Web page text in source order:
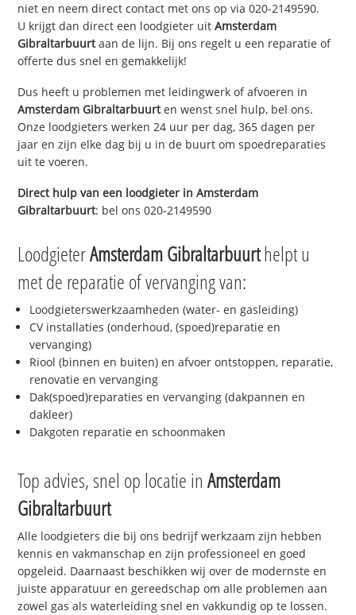
niet en neem direct contact met ons op via 020-2149590.
U krijgt dan direct een loodgieter uitAmsterdam
Gibraltarbuurtaan de lijn. Bij ons regelt u een reparatie of
offerte dus snel en gemakkelijk!
Dus heeft u problemen met leidingwerk of afvoeren in
Amsterdam Gibraltarbuurten wenst snel hulp, bel ons.
Onze loodgieters werken 24 uur per dag, 365 dagen per
jaar en zijn elke dag bij u in de buurt om spoedreparaties
uit te voeren.
Direct hulp van een loodgieter inAmsterdam
Gibraltarbuurt: bel ons 020-2149590
LoodgieterAmsterdam Gibraltarbuurthelpt u
met de reparatie of vervanging van:
Loodgieterswerkzaamheden (water- en gasleiding)
CV installaties (onderhoud, (spoed)reparatie en
vervanging)
Riool (binnen en buiten) en afvoer ontstoppen, reparatie,
renovatie en vervanging
Dak(spoed)reparaties en vervanging (dakpannen en
dakleer)
Dakgoten reparatie en schoonmaken
Top advies, snel op locatie inAmsterdam
Gibraltarbuurt
Alle loodgieters die bij ons bedrijf werkzaam zijn hebben
kennis en vakmanschap en zijn professioneel en goed
opgeleid. Daarnaast beschikken wij over de modernste en
juiste apparatuur en gereedschap om alle problemen aan
zowel gas als waterleiding snel en vakkundig op te lossen.